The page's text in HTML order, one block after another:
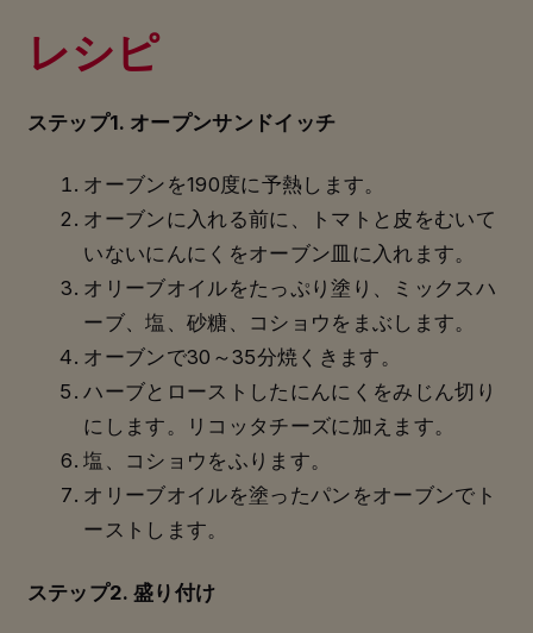
レシピ
ステップ1. オープンサンドイッチ
オーブンを190度に予熱します。
オーブンに入れる前に、トマトと皮をむいて
いないにんにくをオーブン皿に入れます。
オリーブオイルをたっぷり塗り、ミックスハ
ーブ、塩、砂糖、コショウをまぶします。
オーブンで30～35分焼くきます。
ハーブとローストしたにんにくをみじん切り
にします。リコッタチーズに加えます。
塩、コショウをふります。
オリーブオイルを塗ったパンをオーブンでト
ーストします。
ステップ2. 盛り付け